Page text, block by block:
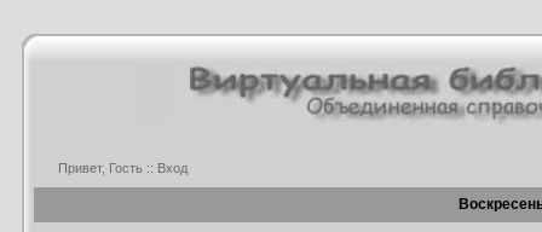
Привет, Гость :: Вход